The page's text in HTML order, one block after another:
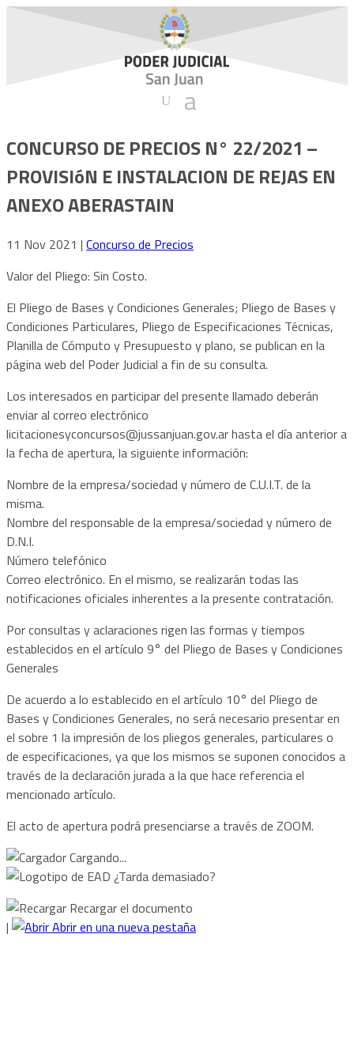
CONCURSO DE PRECIOS N° 22/2021 –
PROVISIóN E INSTALACION DE REJAS EN
ANEXO ABERASTAIN
11 Nov 2021 | Concurso de Precios
Valor del Pliego: Sin Costo.
El Pliego de Bases y Condiciones Generales; Pliego de Bases y
Condiciones Particulares, Pliego de Especificaciones Técnicas,
Planilla de Cómputo y Presupuesto y plano, se publican en la
página web del Poder Judicial a fin de su consulta.
Los interesados en participar del presente llamado deberán
enviar al correo electrónico
licitacionesyconcursos@jussanjuan.gov.arhasta el día anterior a
la fecha de apertura, la siguiente información:
Nombre de la empresa/sociedad y número de C.U.I.T. de la
misma.
Nombre del responsable de la empresa/sociedad y número de
D.N.I.
Número telefónico
Correo electrónico. En el mismo, se realizarán todas las
notificaciones oficiales inherentes a la presente contratación.
Por consultas y aclaraciones rigen las formas y tiempos
establecidos en el artículo 9° del Pliego de Bases y Condiciones
Generales
De acuerdo a lo establecido en el artículo 10° del Pliego de
Bases y Condiciones Generales, no será necesario presentar en
el sobre 1 la impresión de los pliegos generales, particulares o
de especificaciones, ya que los mismos se suponen conocidos a
través de la declaración jurada a la que hace referencia el
mencionado artículo.
El acto de apertura podrá presenciarse a través de ZOOM.
Cargando...
¿Tarda demasiado?
Recargar el documento
|
Abrir en una nueva pestaña